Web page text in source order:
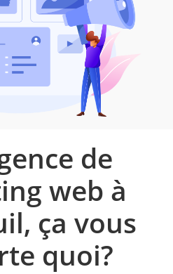
de
web à
ça vous
quoi?